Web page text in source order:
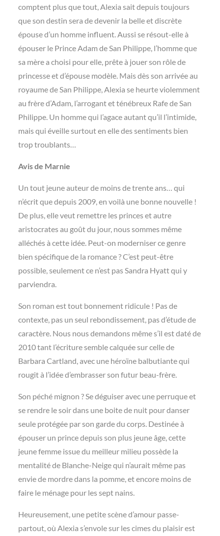
comptent plus que tout, Alexia sait depuis toujours
que son destin sera de devenir la belle et discrète
épouse d’un homme influent. Aussi se résout-elle à
épouser le Prince Adam de San Philippe, l’homme que
sa mère a choisi pour elle, prête à jouer son rôle de
princesse et d’épouse modèle. Mais dès son arrivée au
royaume de San Philippe, Alexia se heurte violemment
au frère d’Adam, l’arrogant et ténébreux Rafe de San
Philippe. Un homme qui l’agace autant qu’il l’intimide,
mais qui éveille surtout en elle des sentiments bien
trop troublants…
Avis de Marnie
Un tout jeune auteur de moins de trente ans… qui
n’écrit que depuis 2009, en voilà une bonne nouvelle !
De plus, elle veut remettre les princes et autre
aristocrates au goût du jour, nous sommes même
alléchés à cette idée. Peut-on moderniser ce genre
bien spécifique de la romance ? C’est peut-être
possible, seulement ce n’est pas Sandra Hyatt qui y
parviendra.
Son roman est tout bonnement ridicule ! Pas de
contexte, pas un seul rebondissement, pas d’étude de
caractère. Nous nous demandons même s’il est daté de
2010 tant l’écriture semble calquée sur celle de
Barbara Cartland, avec une héroïne balbutiante qui
rougit à l’idée d’embrasser son futur beau-frère.
Son péché mignon ? Se déguiser avec une perruque et
se rendre le soir dans une boite de nuit pour danser
seule protégée par son garde du corps. Destinée à
épouser un prince depuis son plus jeune âge, cette
jeune femme issue du meilleur milieu possède la
mentalité de Blanche-Neige qui n’aurait même pas
envie de mordre dans la pomme, et encore moins de
faire le ménage pour les sept nains.
Heureusement, une petite scène d’amour passe-
partout, où Alexia s’envole sur les cimes du plaisir est